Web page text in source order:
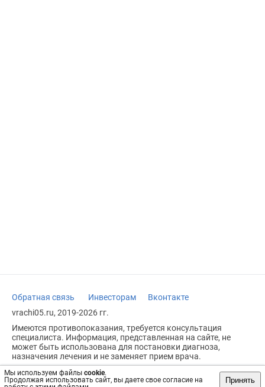
Мы используем файлы cookie.
Продолжая использовать сайт, вы даете свое согласие на
Принять
Обратная связь Инвесторам
Вконтакте
vrachi05.ru, 2019-2026 гг.
Имеются противопоказания, требуется консультация
специалиста. Информация, представленная на сайте, не
может быть использована для постановки диагноза,
назначения лечения и не заменяет прием врача.
Возрастное ограничение: 18+